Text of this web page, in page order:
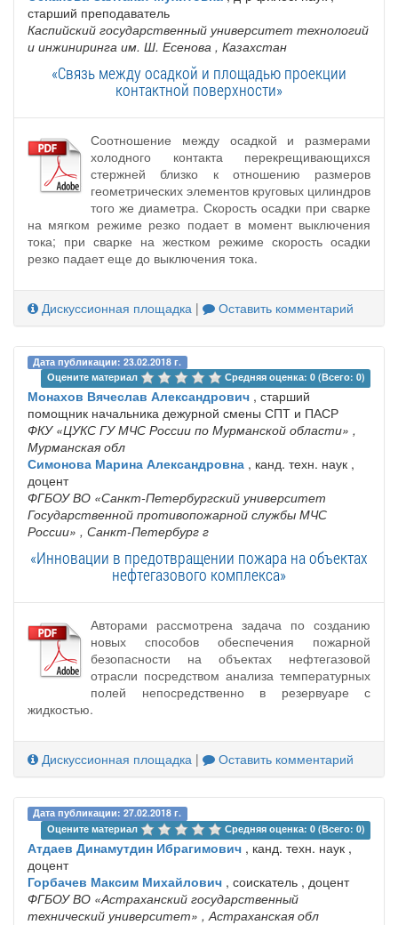
старший преподаватель
Каспийский государственный университет технологий
и инжиниринга им. Ш. Есенова , Казахстан
«Связь между осадкой и площадью проекции
контактной поверхности»
Соотношение между осадкой и размерами
холодного контакта перекрещивающихся
стержней близко к отношению размеров
геометрических элементов круговых цилиндров
того же диаметра. Скорость осадки при сварке
на мягком режиме резко подает в момент выключения
тока; при сварке на жестком режиме скорость осадки
резко падает еще до выключения тока.
Дискуссионная площадка | Оставить комментарий
Дата публикации: 23.02.2018 г.
Оцените материал
Средняя оценка: 0 (Всего: 0)
Монахов Вячеслав Александрович , старший
помощник начальника дежурной смены СПТ и ПАСР
ФКУ «ЦУКС ГУ МЧС России по Мурманской области» ,
Мурманская обл
Симонова Марина Александровна , канд. техн. наук ,
доцент
ФГБОУ ВО «Санкт‐Петербургский университет
Государственной противопожарной службы МЧС
России» , Санкт-Петербург г
«Инновации в предотвращении пожара на объектах
нефтегазового комплекса»
Авторами рассмотрена задача по созданию
новых способов обеспечения пожарной
безопасности на объектах нефтегазовой
отрасли посредством анализа температурных
полей непосредственно в резервуаре с
жидкостью.
Дискуссионная площадка | Оставить комментарий
Дата публикации: 27.02.2018 г.
Оцените материал
Средняя оценка: 0 (Всего: 0)
Атдаев Динамутдин Ибрагимович , канд. техн. наук ,
доцент
Горбачев Максим Михайлович , соискатель , доцент
ФГБОУ ВО «Астраханский государственный
технический университет» , Астраханская обл